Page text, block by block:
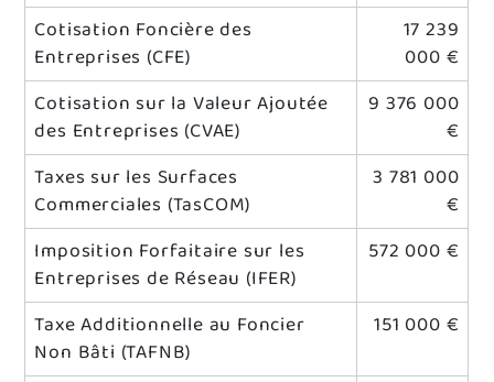
Cotisation Foncière des
Entreprises (CFE)
17 239
000 €
Cotisation sur la Valeur Ajoutée
des Entreprises (CVAE)
9 376 000
€
Taxes sur les Surfaces
Commerciales (TasCOM)
3 781 000
€
Imposition Forfaitaire sur les
Entreprises de Réseau (IFER)
572 000 €
Taxe Additionnelle au Foncier
Non Bâti (TAFNB)
151 000 €